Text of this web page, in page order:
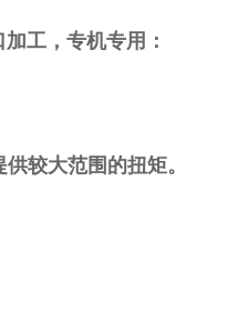
工，专机专用：
较大范围的扭矩。